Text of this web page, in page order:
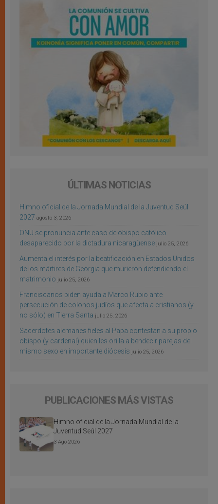
ÚLTIMAS NOTICIAS
Himno oficial de la Jornada Mundial de la Juventud Seúl
2027 agosto 3, 2026
ONU se pronuncia ante caso de obispo católico
desaparecido por la dictadura nicaragüense julio 25, 2026
Aumenta el interés por la beatificación en Estados Unidos
de los mártires de Georgia que murieron defendiendo el
matrimonio julio 25, 2026
Franciscanos piden ayuda a Marco Rubio ante
persecución de colonos judíos que afecta a cristianos (y
no sólo) en Tierra Santa julio 25, 2026
Sacerdotes alemanes fieles al Papa contestan a su propio
obispo (y cardenal) quien les orilla a bendecir parejas del
mismo sexo en importante diócesis julio 25, 2026
PUBLICACIONES MÁS VISTAS
Himno oficial de la Jornada Mundial de la
Juventud Seúl 2027
3 Ago 2026